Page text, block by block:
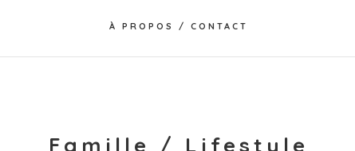
À PROPOS / CONTACT
Famille / Lifestyle